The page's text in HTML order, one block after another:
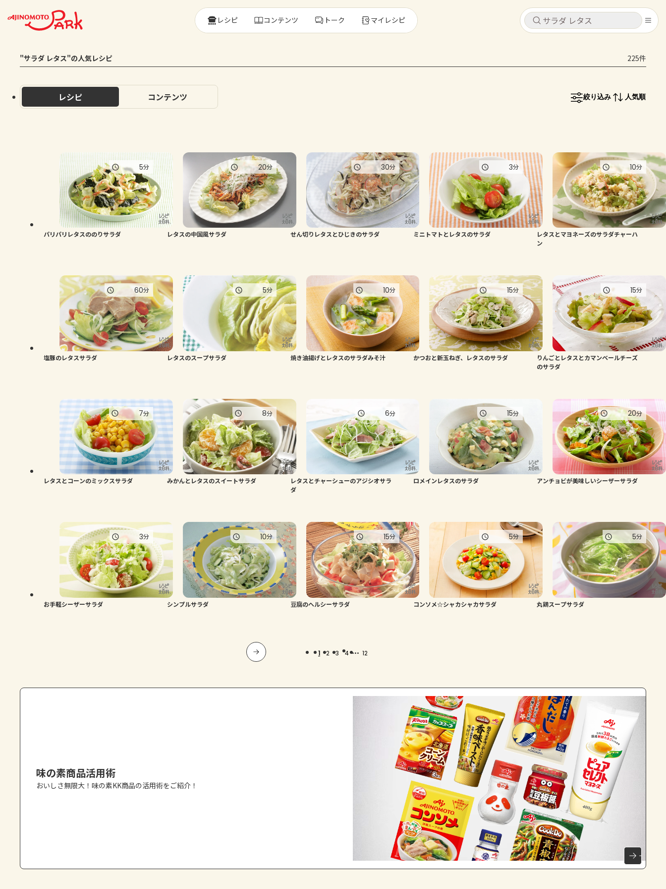
キャンセル
ログインするとレシピを保存できます
コンテンツ
レシピ
トーク
よくあるお問い合わせ
AJINOMOTO PARK とは
キャンセル
レシピ コンテンツ
レシピ コンテンツ トーク マイレシピ
"サラダ レタス"の人気レシピ 225件
レシピ コンテンツ 絞り込み 人気順
パリパリレタスののりサラダ
5分
レタスの中国風サラダ
20分
せん切りレタスとひじきのサラダ
30分
ミニトマトとレタスのサラダ
3分
レタスとマヨネーズのサラダチャーハ
ン
10分
塩豚のレタスサラダ
60分
レタスのスープサラダ
5分
焼き油揚げとレタスのサラダみそ汁
10分
かつおと新玉ねぎ、レタスのサラダ
15分
りんごとレタスとカマンベールチーズ
のサラダ
15分
レタスとコーンのミックスサラダ
7分
みかんとレタスのスイートサラダ
8分
レタスとチャーシューのアジシオサラ
ダ
6分
ロメインレタスのサラダ
15分
アンチョビが美味しいシーザーサラダ
20分
お手軽シーザーサラダ
3分
シンプルサラダ
10分
豆腐のヘルシーサラダ
15分
コンソメ☆シャカシャカサラダ
5分
丸鶏スープサラダ
5分
1 2 3 4 ... 12
味の素商品活用術
おいしさ無限大！味の素KK商品の活用術をご紹介！